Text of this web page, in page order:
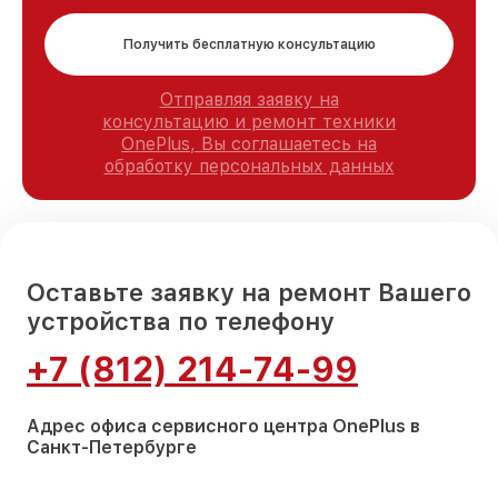
Получить бесплатную консультацию
Отправляя заявку на
консультацию и ремонт техники
OnePlus, Вы соглашаетесь на
обработку персональных данных
Оставьте заявку на ремонт Вашего
устройства по телефону
+7 (812) 214-74-99
Адрес офиса сервисного центра OnePlus в
Санкт-Петербурге